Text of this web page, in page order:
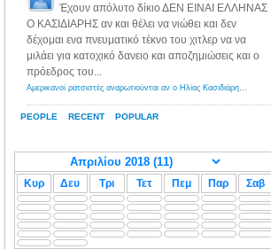
PEOPLE RECENT POPULAR
Έχουν απόλυτο δίκιο ΔΕΝ ΕΙΝΑΙ ΕΛΛΗΝΑΣ
Ο ΚΑΣΙΔΙΑΡΗΣ αν και θέλει να νιώθει και δεν
δέχομαι ενα πνευματικό τέκνο του χιτλερ να να
μιλάει για κατοχικό δανειο και αποζημιώσεις και ο
πρόεδρος του...
Αμερικανοί ρατσιστές αναρωτιούνται αν ο Ηλίας Κασιδιάρης ανήκει στη λευκή φυλή... - Λόγιος Ερμής
Κυρ Δευ Τρι Τετ Πεμ Παρ Σαβ